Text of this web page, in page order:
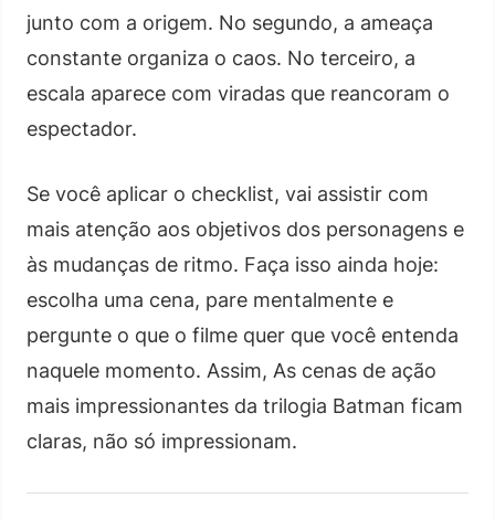
junto com a origem. No segundo, a ameaça
constante organiza o caos. No terceiro, a
escala aparece com viradas que reancoram o
espectador.
Se você aplicar o checklist, vai assistir com
mais atenção aos objetivos dos personagens e
às mudanças de ritmo. Faça isso ainda hoje:
escolha uma cena, pare mentalmente e
pergunte o que o filme quer que você entenda
naquele momento. Assim, As cenas de ação
mais impressionantes da trilogia Batman ficam
claras, não só impressionam.